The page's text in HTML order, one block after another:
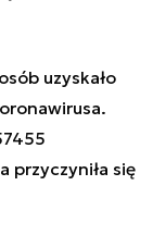
uzyskało
przyczyniła się